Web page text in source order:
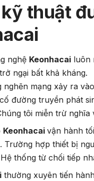
thuật
nghệ Keonhacai luôn
ngại bất khả kháng.
nghẽn mạng xảy ra
đường truyền phát
tôi miễn trừ
Keonhacaivận hành
Trường hợp thiết bị
thống từ chối tiếp
thường xuyên tiến